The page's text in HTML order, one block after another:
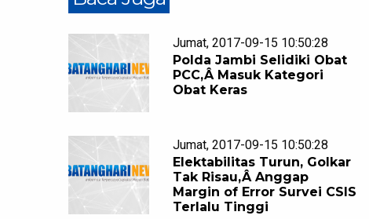
Jumat, 2017-09-15 10:50:28
Polda Jambi Selidiki Obat
PCC,Â Masuk Kategori
Obat Keras
Jumat, 2017-09-15 10:50:28
Elektabilitas Turun, Golkar
Tak Risau,Â Anggap
Margin of Error Survei CSIS
Terlalu Tinggi